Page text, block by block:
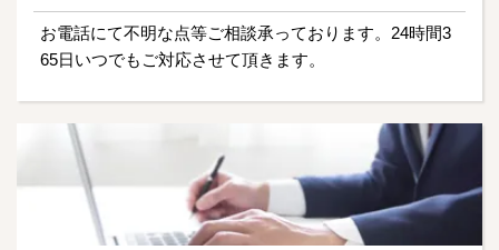
お電話にて不明な点等ご相談承っております。24時間3
65日いつでもご対応させて頂きます。